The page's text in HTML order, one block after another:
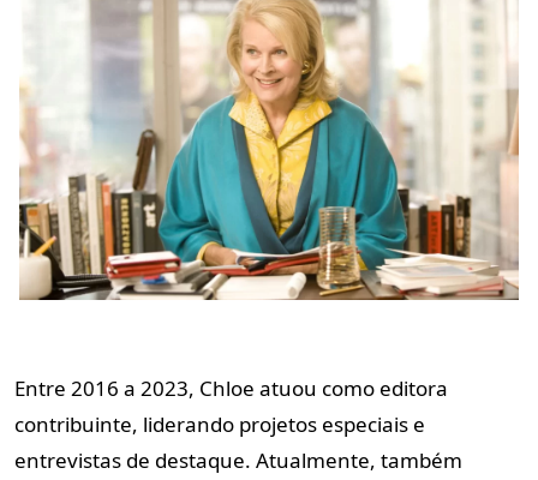
Entre 2016 a 2023, Chloe atuou como editora
contribuinte, liderando projetos especiais e
entrevistas de destaque. Atualmente, também